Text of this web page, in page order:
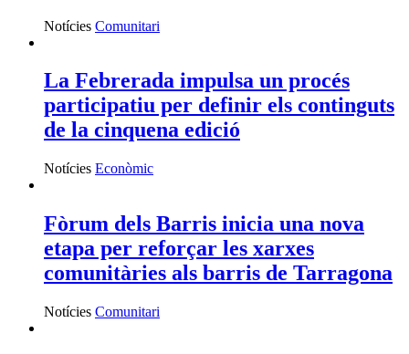
Notícies Comunitari
La Febrerada impulsa un procés
participatiu per definir els continguts
de la cinquena edició
Notícies Econòmic
Fòrum dels Barris inicia una nova
etapa per reforçar les xarxes
comunitàries als barris de Tarragona
Notícies Comunitari